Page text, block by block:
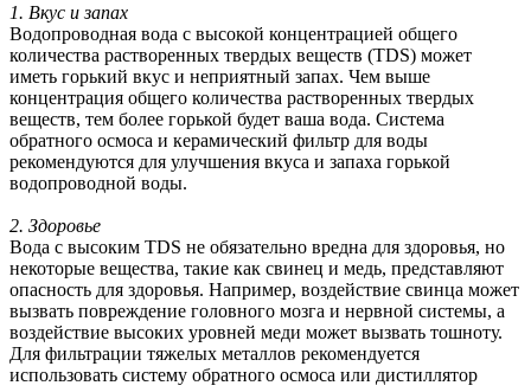
1. Вкус и запах
Водопроводная вода с высокой концентрацией общего
количества растворенных твердых веществ (TDS) может
иметь горький вкус и неприятный запах. Чем выше
концентрация общего количества растворенных твердых
веществ, тем более горькой будет ваша вода. Система
обратного осмоса и керамический фильтр для воды
рекомендуются для улучшения вкуса и запаха горькой
водопроводной воды.
2. Здоровье
Вода с высоким TDS не обязательно вредна для здоровья, но
некоторые вещества, такие как свинец и медь, представляют
опасность для здоровья. Например, воздействие свинца может
вызвать повреждение головного мозга и нервной системы, а
воздействие высоких уровней меди может вызвать тошноту.
Для фильтрации тяжелых металлов рекомендуется
использовать систему обратного осмоса или дистиллятор